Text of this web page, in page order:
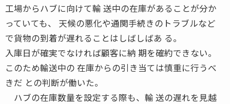
工場からハブに向けて輸 送中の在庫があることが分か
っていても、 天候の悪化や通関手続きのトラブルなど
で貨物の到着が遅れることはしばしばあ る。
入庫日が確実でなければ顧客に納 期を確約できない。
このため輸送中の 在庫からの引き当ては慎重に行うべ
きだ との判断が働いた。
ハブの在庫数量を設定する際も、輸 送の遅れを見越